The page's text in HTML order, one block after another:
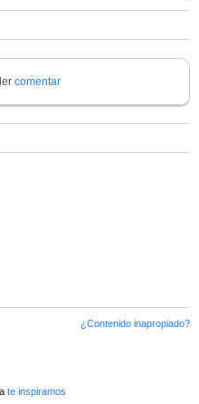
comentar
¿Contenido inapropiado?
te inspiramos